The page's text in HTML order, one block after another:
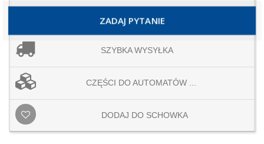
ZADAJ PYTANIE
SZYBKA WYSYŁKA
CZĘŚCI DO AUTOMATÓW ...
DODAJ DO SCHOWKA